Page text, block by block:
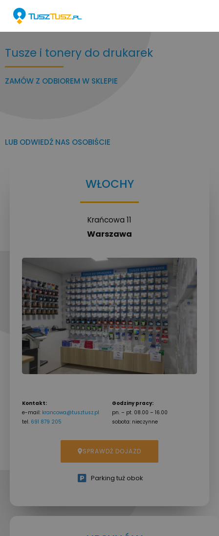
Tusze i tonery do drukarek
ZAMÓW Z ODBIOREM W SKLEPIE
LUB ODWIEDŹ NAS OSOBIŚCIE
WŁOCHY
Krańcowa 11
Warszawa
Kontakt:
e-mail: krancowa@tusztusz.pl
tel. 691 879 205
Godziny pracy:
pn. – pt. 08.00 – 16.00
sobota: nieczynne
SPRAWDŹ DOJAZD
Parking tuż obok